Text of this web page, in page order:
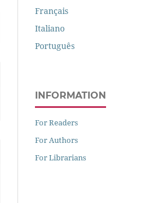
Français
Italiano
Português
INFORMATION
For Readers
For Authors
For Librarians